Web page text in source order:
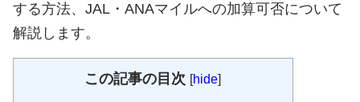
する方法、JAL・ANAマイルへの加算可否について
解説します。
この記事の目次 [hide]